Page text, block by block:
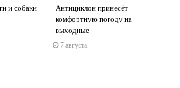
и собаки
Антициклон принесёт
комфортную погоду на
выходные
7 августа